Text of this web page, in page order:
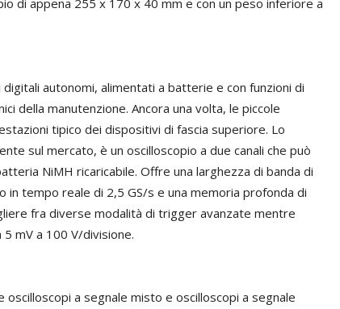
di appena 255 x 170 x 40 mm e con un peso inferiore a
autonomi, alimentati a batterie e con funzioni di
della manutenzione. Ancora una volta, le piccole
tipico dei dispositivi di fascia superiore. Lo
sul mercato, è un oscilloscopio a due canali che può
NiMH ricaricabile. Offre una larghezza di banda di
in tempo reale di 2,5 GS/s e una memoria profonda di
fra diverse modalità di trigger avanzate mentre
mV a 100 V/divisione.
oscilloscopi a segnale misto e oscilloscopi a segnale